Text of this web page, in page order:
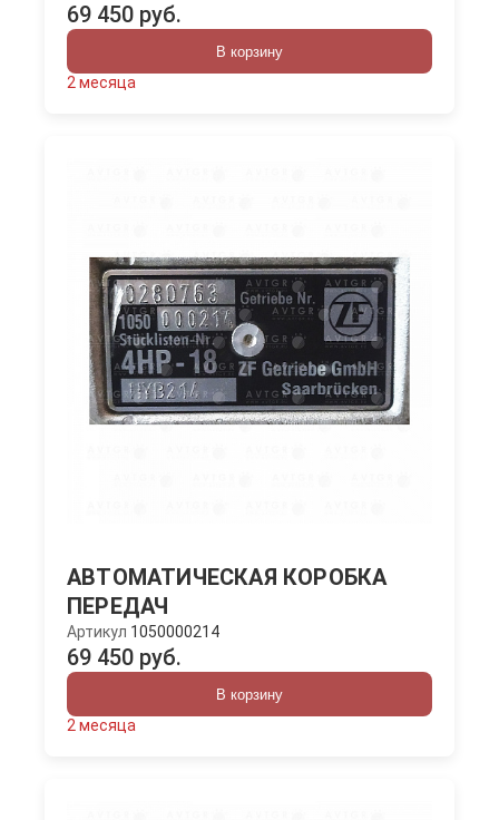
69 450 руб.
В корзину
2 месяца
АВТОМАТИЧЕСКАЯ КОРОБКА
ПЕРЕДАЧ
Артикул 1050000214
69 450 руб.
В корзину
2 месяца